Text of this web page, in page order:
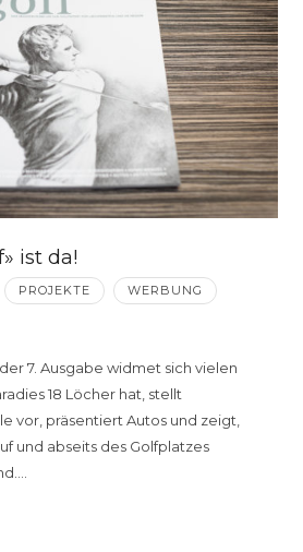
ist da!
PROJEKTE WERBUNG
7. Ausgabe widmet sich vielen
18 Löcher hat, stellt
vor, präsentiert Autos und zeigt,
und abseits des Golfplatzes